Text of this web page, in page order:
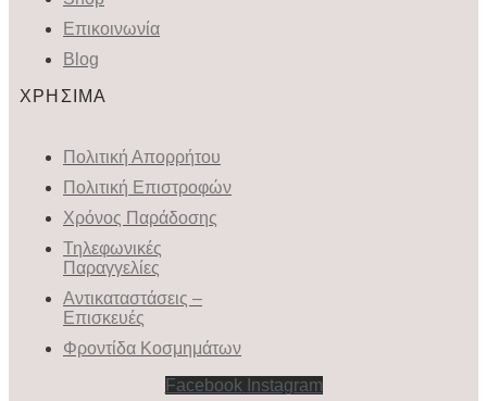
Επικοινωνία
Blog
ΧΡΗΣΙΜΑ
Πολιτική Απορρήτου
Πολιτική Επιστροφών
Χρόνος Παράδοσης
Τηλεφωνικές
Παραγγελίες
Αντικαταστάσεις –
Επισκευές
Φροντίδα Κοσμημάτων
Facebook Instagram